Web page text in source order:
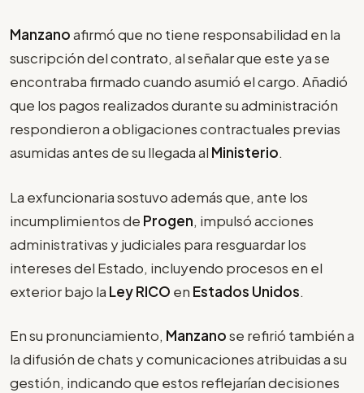
Manzanoafirmó que no tiene responsabilidad en la
suscripción del contrato, al señalar que este ya se
encontraba firmado cuando asumió el cargo. Añadió
que los pagos realizados durante su administración
respondieron a obligaciones contractuales previas
asumidas antes de su llegada al Ministerio.
La exfuncionaria sostuvo además que, ante los
incumplimientos de Progen, impulsó acciones
administrativas y judiciales para resguardar los
intereses del Estado, incluyendo procesos en el
exterior bajo la Ley RICO en Estados Unidos.
En su pronunciamiento, Manzanose refirió también a
la difusión de chats y comunicaciones atribuidas a su
gestión, indicando que estos reflejarían decisiones